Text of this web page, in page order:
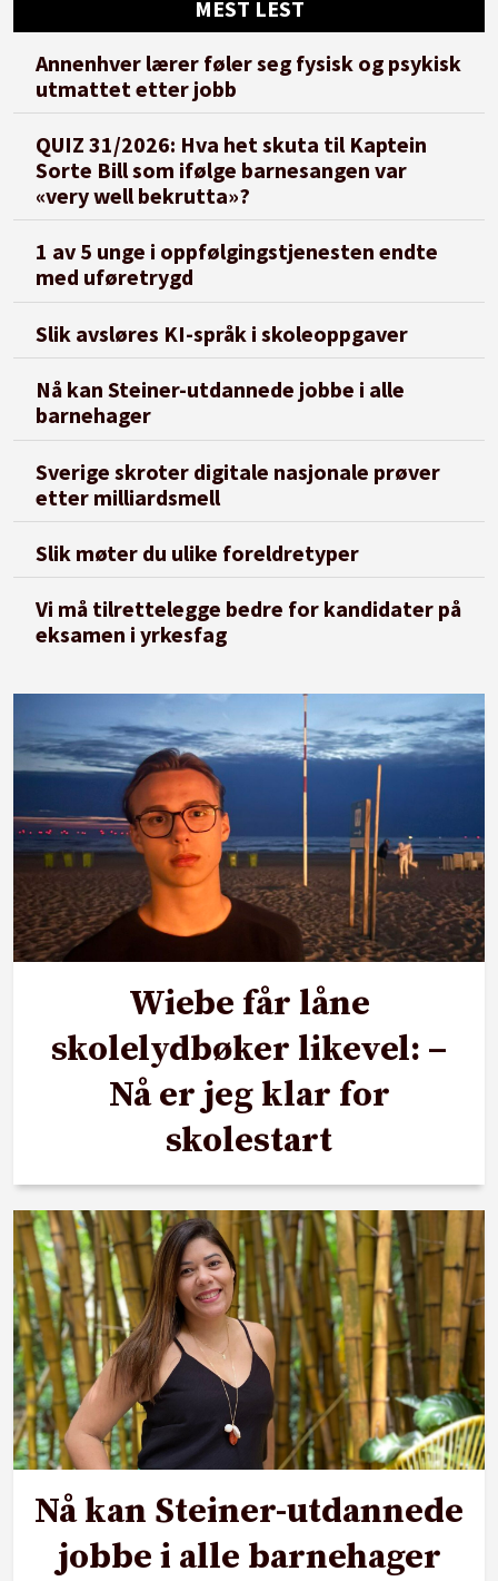
MEST LEST
Annenhver lærer føler seg fysisk og psykisk
utmattet etter jobb
QUIZ 31/2026: Hva het skuta til Kaptein
Sorte Bill som ifølge barnesangen var
«very well bekrutta»?
1 av 5 unge i oppfølgingstjenesten endte
med uføretrygd
Slik avsløres KI-språk i skoleoppgaver
Nå kan Steiner-utdannede jobbe i alle
barnehager
Sverige skroter digitale nasjonale prøver
etter milliardsmell
Slik møter du ulike foreldretyper
Vi må tilrettelegge bedre for kandidater på
eksamen i yrkesfag
Wiebe får låne
skolelydbøker likevel: –
Nå er jeg klar for
skolestart
Nå kan Steiner-utdannede
jobbe i alle barnehager